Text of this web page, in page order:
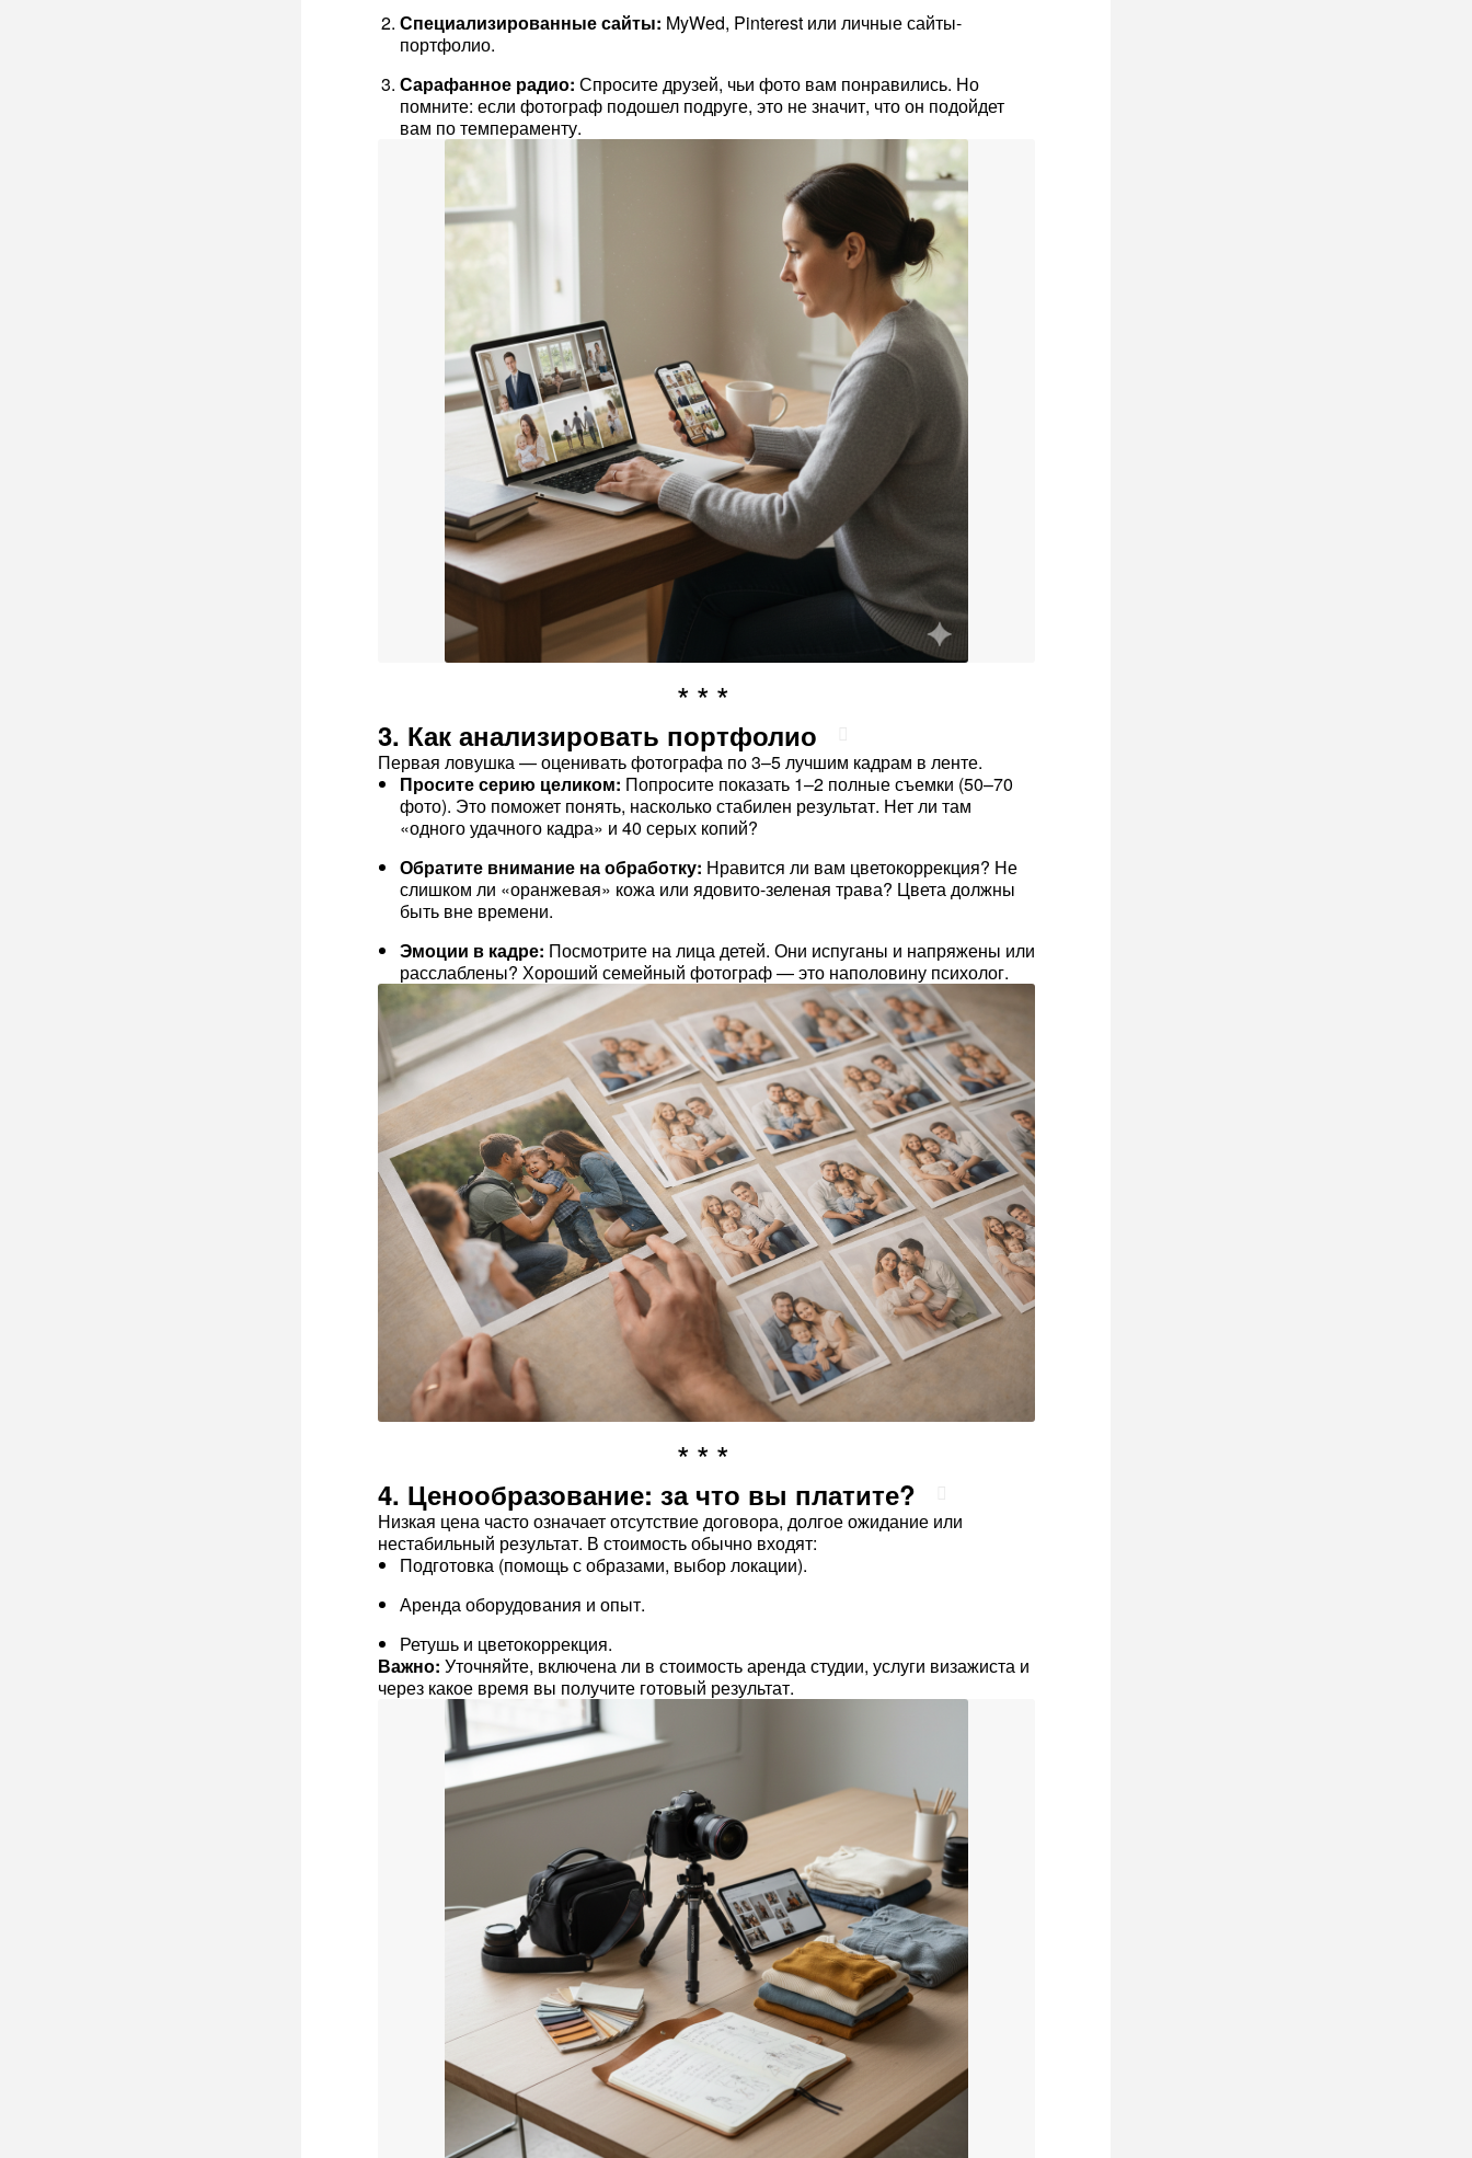
Специализированные сайты: MyWed, Pinterest или личные сайты-
портфолио.
Сарафанное радио: Спросите друзей, чьи фото вам понравились. Но
помните: если фотограф подошел подруге, это не значит, что он подойдет
вам по темпераменту.
3. Как анализировать портфолио
Первая ловушка — оценивать фотографа по 3–5 лучшим кадрам в ленте.
Просите серию целиком: Попросите показать 1–2 полные съемки (50–70
фото). Это поможет понять, насколько стабилен результат. Нет ли там
«одного удачного кадра» и 40 серых копий?
Обратите внимание на обработку: Нравится ли вам цветокоррекция? Не
слишком ли «оранжевая» кожа или ядовито-зеленая трава? Цвета должны
быть вне времени.
Эмоции в кадре: Посмотрите на лица детей. Они испуганы и напряжены или
расслаблены? Хороший семейный фотограф — это наполовину психолог.
4. Ценообразование: за что вы платите?
Низкая цена часто означает отсутствие договора, долгое ожидание или
нестабильный результат. В стоимость обычно входят:
Подготовка (помощь с образами, выбор локации).
Аренда оборудования и опыт.
Ретушь и цветокоррекция.
Важно: Уточняйте, включена ли в стоимость аренда студии, услуги визажиста и
через какое время вы получите готовый результат.